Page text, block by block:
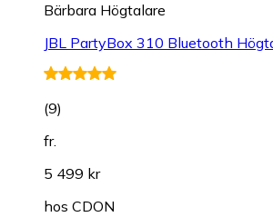
Bärbara Högtalare
JBL PartyBox 310 Bluetooth
(9)
fr.
5 499 kr
hos CDON